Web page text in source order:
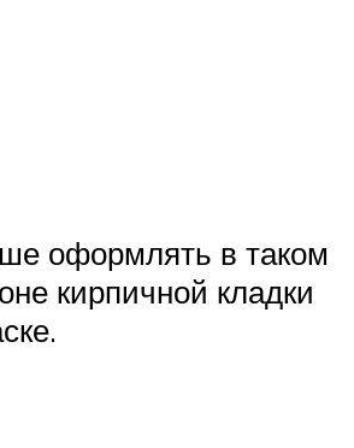
оформлять в таком
кирпичной кладки